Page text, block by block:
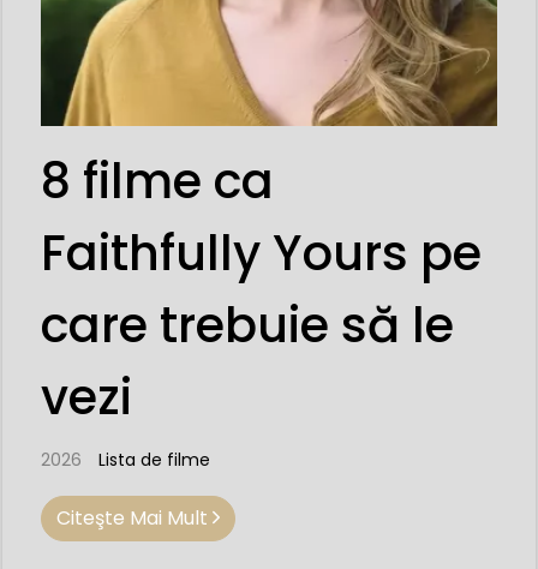
8 filme ca
Faithfully Yours pe
care trebuie să le
vezi
2026 Lista de filme
Citeşte Mai Mult